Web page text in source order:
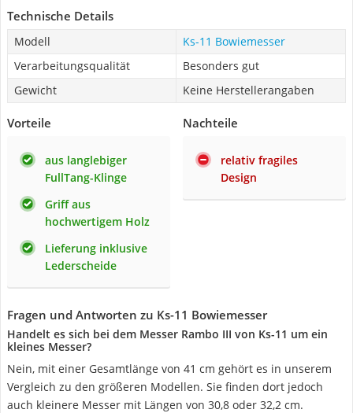
Technische Details
Modell
Ks-11 Bowiemesser
Verarbeitungsqualität
Besonders gut
Gewicht
Keine Herstellerangaben
Vorteile
aus langlebiger
FullTang-Klinge
Griff aus
hochwertigem Holz
Lieferung inklusive
Lederscheide
Nachteile
relativ fragiles
Design
Fragen und Antworten zu Ks-11 Bowiemesser
Handelt es sich bei dem Messer Rambo III von Ks-11 um ein
kleines Messer?
Nein, mit einer Gesamtlänge von 41 cm gehört es in unserem
Vergleich zu den größeren Modellen. Sie finden dort jedoch
auch kleinere Messer mit Längen von 30,8 oder 32,2 cm.